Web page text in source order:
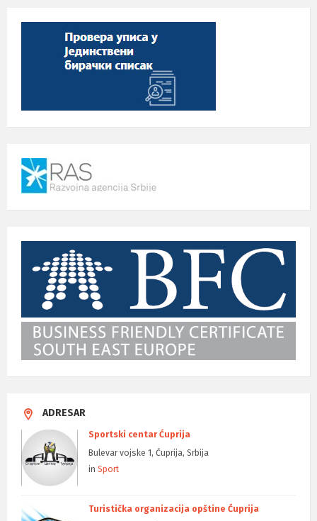
ADRESAR
Sportski centar Ćuprija
Bulevar vojske 1, Ćuprija, Srbija
in Sport
Turistička organizacija opštine Ćuprija